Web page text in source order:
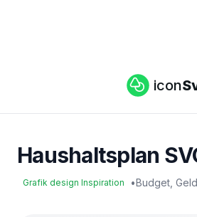
icon
Haushaltsplan
Grafik design Inspiration •Budget,